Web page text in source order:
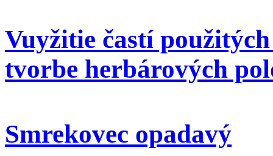
Vuyžitie častí
tvorbe herbárových
Smrekovec opadavý